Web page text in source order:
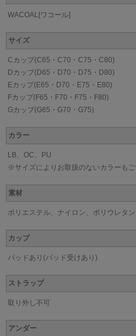
WACOAL[ワコール]
サイズ
Cカップ(C65・C70・C75・C80)
Dカップ(D65・D70・D75・D80)
Eカップ(E65・D70・E75・E80)
Fカップ(F65・F70・F75・F80)
Gカップ(G65・G70・G75)
カラー
LB、OC、PU
※サイズによりお取扱のないカラーもご
素材
ポリエステル、ナイロン、ポリウレタン
カップ
パッドあり(パッド受けあり)
ストラップ
取り外し不可
アンダー